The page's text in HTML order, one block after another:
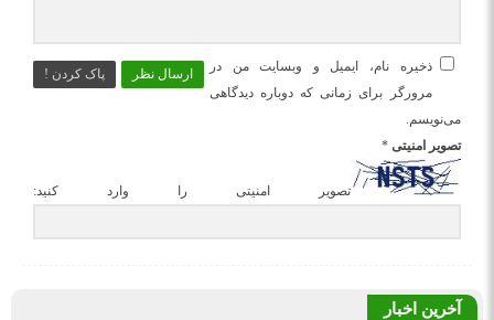
ارسال نظر پاک کردن !
ذخیره نام، ایمیل و وبسایت من در
مرورگر برای زمانی که دوباره دیدگاهی
می‌نویسم.
تصویر امنیتی *
تصویر امنیتی را وارد کنید:
آخرین اخبار